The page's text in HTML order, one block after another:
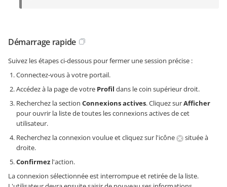
Démarrage rapide
Suivez les étapes ci-dessous pour fermer une session précise :
Connectez-vous à votre portail.
Accédez à la page de votre Profil dans le coin supérieur droit.
Recherchez la section Connexions actives. Cliquez surAfficher
pour ouvrir la liste de toutes les connexions actives de cet
utilisateur.
Recherchez la connexion voulue et cliquez sur l'icône
située à
droite.
Confirmez l'action.
La connexion sélectionnée est interrompue et retirée de la liste.